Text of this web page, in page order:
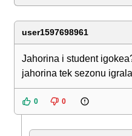
user1597698961
Jahorina i student
jahorina tek sezonu
0 0